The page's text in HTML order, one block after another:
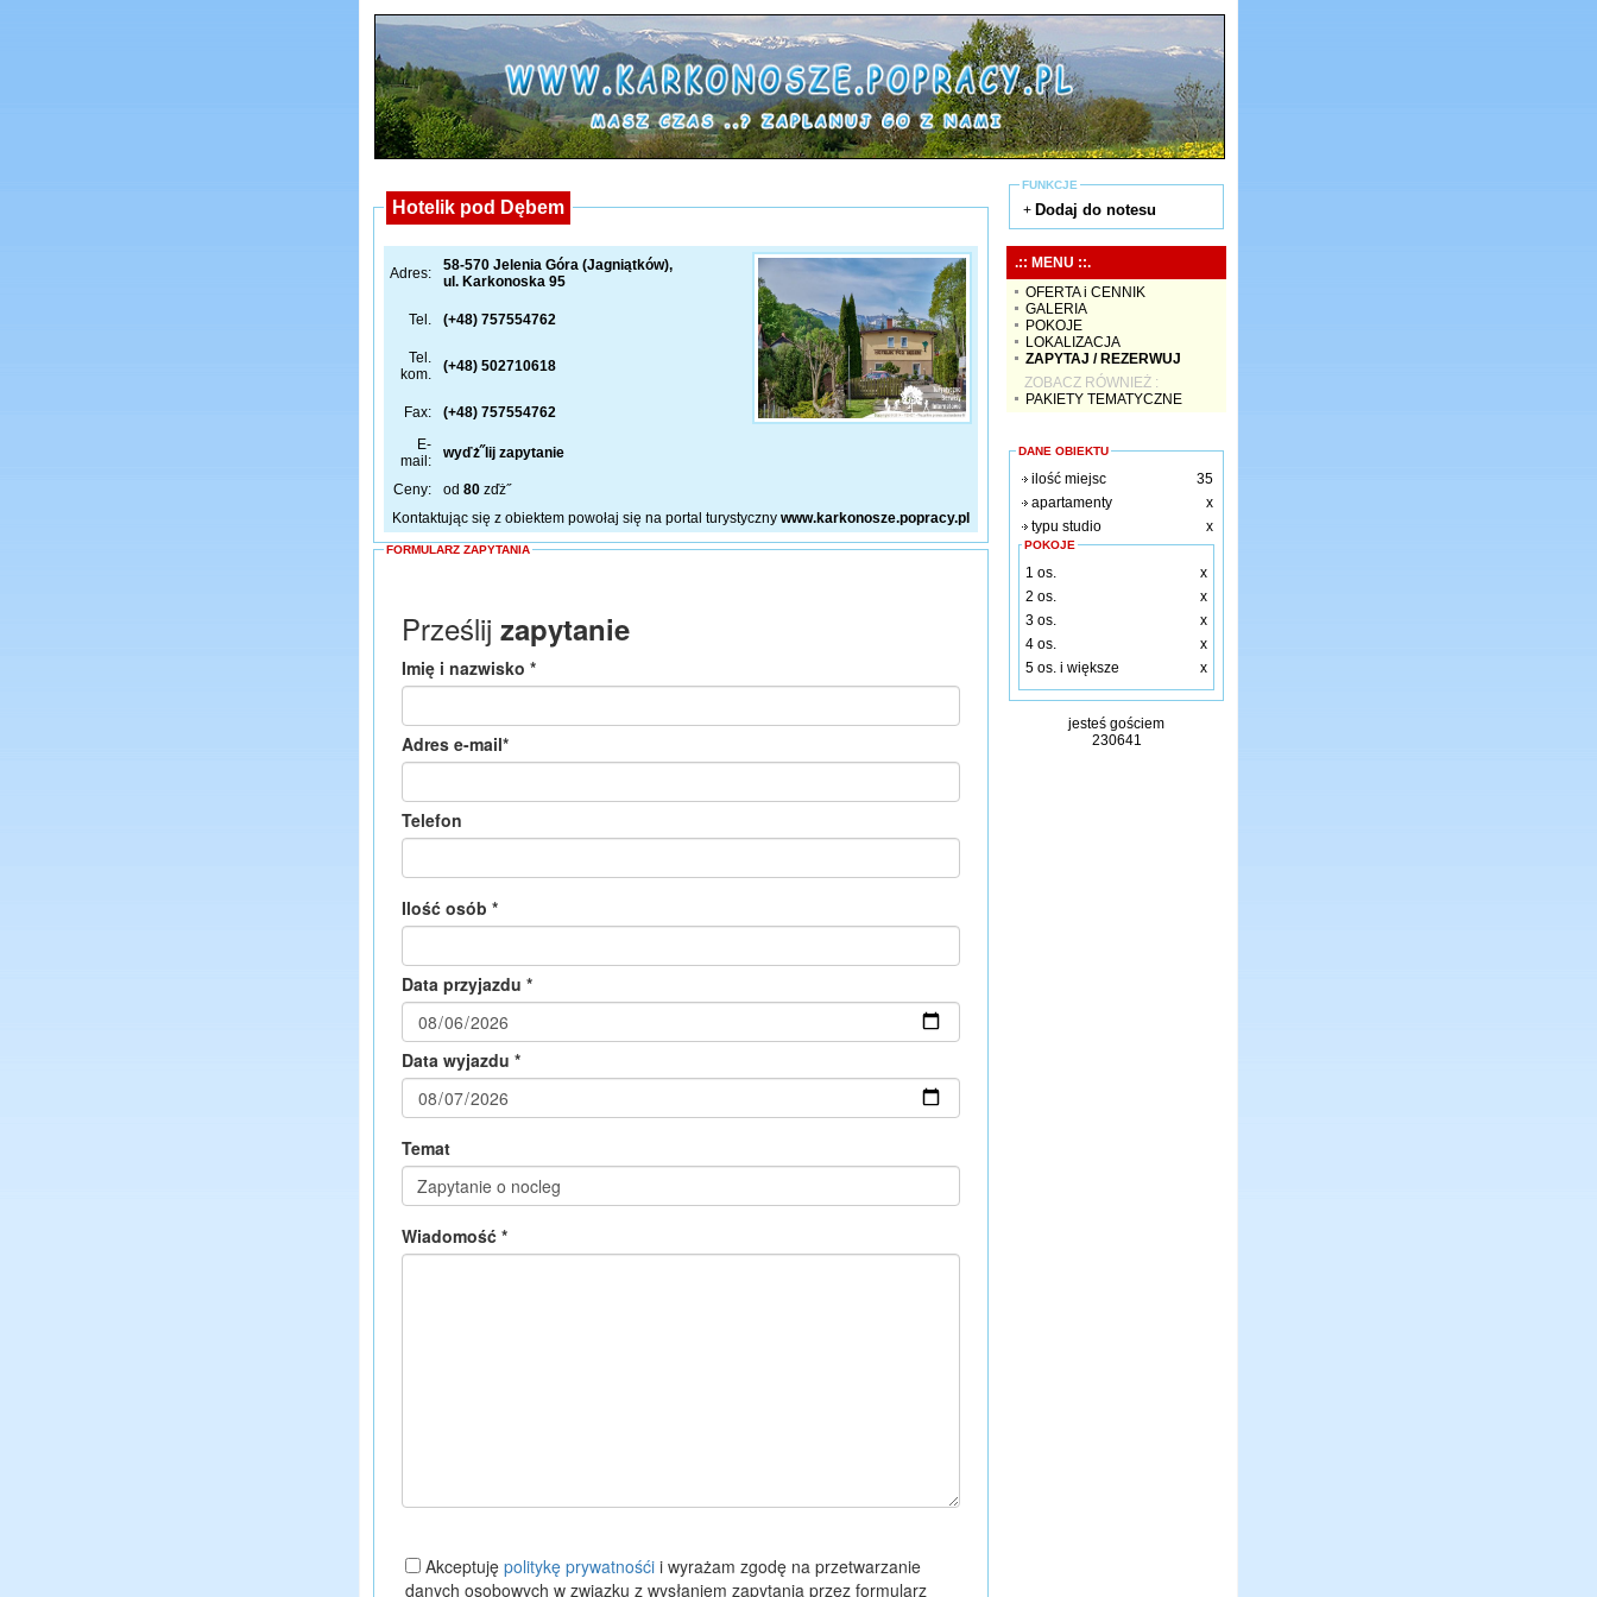
Hotelik pod Dębem
Adres:
58-570 Jelenia Góra (Jagniątków),
ul. Karkonoska 95
Tel. (+48) 757554762
Tel.
kom.
(+48) 502710618
Fax:
(+48) 757554762
E-
mail:
wyďż˝lij zapytanie
Ceny: od 80 zďż˝
Kontaktując się z obiektem powołaj się na portal turystyczny www.karkonosze.popracy.pl
FORMULARZ ZAPYTANIA
FUNKCJE
+ Dodaj do notesu
.:: MENU ::.
OFERTA i CENNIK
GALERIA
POKOJE
LOKALIZACJA
ZAPYTAJ / REZERWUJ
ZOBACZ RÓWNIEŻ :
PAKIETY TEMATYCZNE
DANE OBIEKTU
ilość miejsc
35
apartamenty
x
typu studio
x
POKOJE
1 os.
x
2 os.
x
3 os.
x
4 os.
x
5 os. i większe
x
jesteś gościem
230641